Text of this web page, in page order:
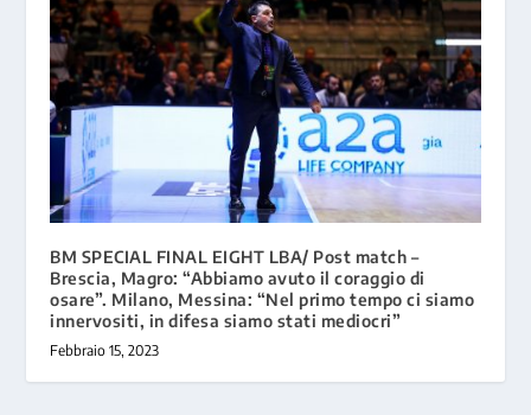
BM SPECIAL FINAL EIGHT LBA/ Post match –
Brescia, Magro: “Abbiamo avuto il coraggio di
osare”. Milano, Messina: “Nel primo tempo ci siamo
innervositi, in difesa siamo stati mediocri”
Febbraio 15, 2023